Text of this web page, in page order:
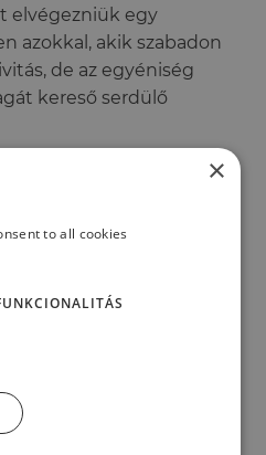
elvégezniük egy
azokkal, akik szabadon
de az egyéniség
kereső serdülő
×
to all cookies